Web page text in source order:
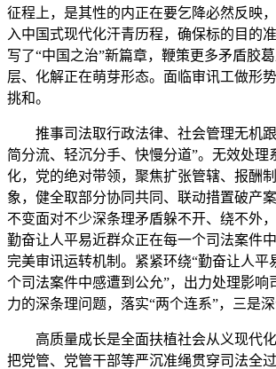
征程上，是其性的内正在要乞降必然反映
入中国式现代化汗青历程，确保标的目的
写了“中国之治”新篇章，鞭策更多矛盾胶
层、化解正在萌芽形态。面临审讯工做形
挑和。
推事司法取行政法律、社会管理无机跟
简分流、轻沉分手、快慢分道”。无效处理
化，党的绝对带领，聚焦扩张管辖、报酬
象，健全取部分协同共同、联动措置破产
不变面对不少深条理矛盾躲不开、绕不外
勤奋让人平易近群众正在每一个司法案件
完美审讯运转机制。紧紧环绕“勤奋让人平
个司法案件中感遭到公允”，出力处理影响
力的深条理问题，落实“两个连系”，三是深
高质量成长是全面扶植社会从义现代化
把党管、党管干部等严沉准绳贯穿司法全